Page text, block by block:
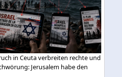
in Ceuta verbreiten rechte und
Jerusalem habe den